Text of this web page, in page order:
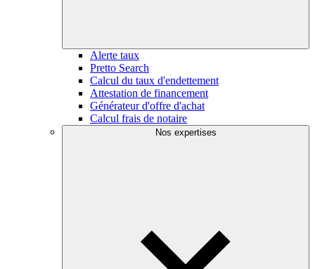
Alerte taux
Pretto Search
Calcul du taux d'endettement
Attestation de financement
Générateur d'offre d'achat
Calcul frais de notaire
Nos expertises